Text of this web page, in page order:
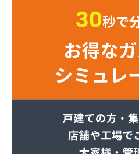
株式会社JAエルサポート
株式会社JAエルサポート
株式会社JAエルサポート
株式会社JAエルサポート
株式会社JAエルサポート
株式会社JAエルサポート